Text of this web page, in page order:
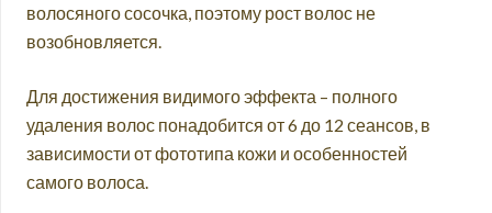
волосяного сосочка, поэтому рост волос не
возобновляется.
Для достижения видимого эффекта – полного
удаления волос понадобится от 6 до 12 сеансов, в
зависимости от фототипа кожи и особенностей
самого волоса.